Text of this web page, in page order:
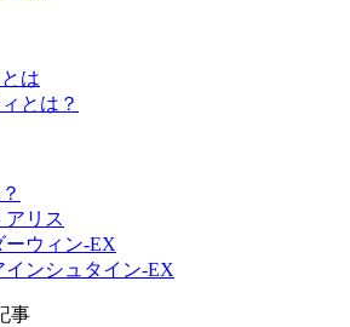
は
とは？
アリス
ーウィン-EX
ンシュタイン-EX
事